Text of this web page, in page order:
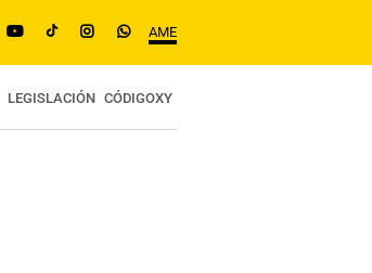
AME
LEGISLACIÓN CÓDIGOXY